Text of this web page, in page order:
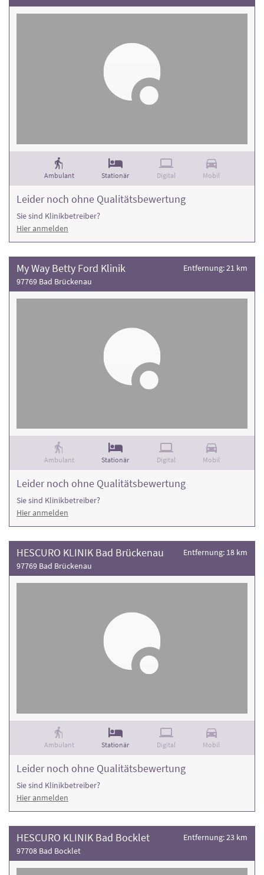
Ambulant Stationär Digital Mobil
Leider noch ohne Qualitätsbewertung
Sie sind Klinikbetreiber?
Hier anmelden
My Way Betty Ford Klinik
97769 Bad Brückenau
Entfernung: 21 km
Ambulant Stationär Digital Mobil
Leider noch ohne Qualitätsbewertung
Sie sind Klinikbetreiber?
Hier anmelden
HESCURO KLINIK Bad Brückenau
97769 Bad Brückenau
Entfernung: 18 km
Ambulant Stationär Digital Mobil
Leider noch ohne Qualitätsbewertung
Sie sind Klinikbetreiber?
Hier anmelden
HESCURO KLINIK Bad Bocklet
97708 Bad Bocklet
Entfernung: 23 km